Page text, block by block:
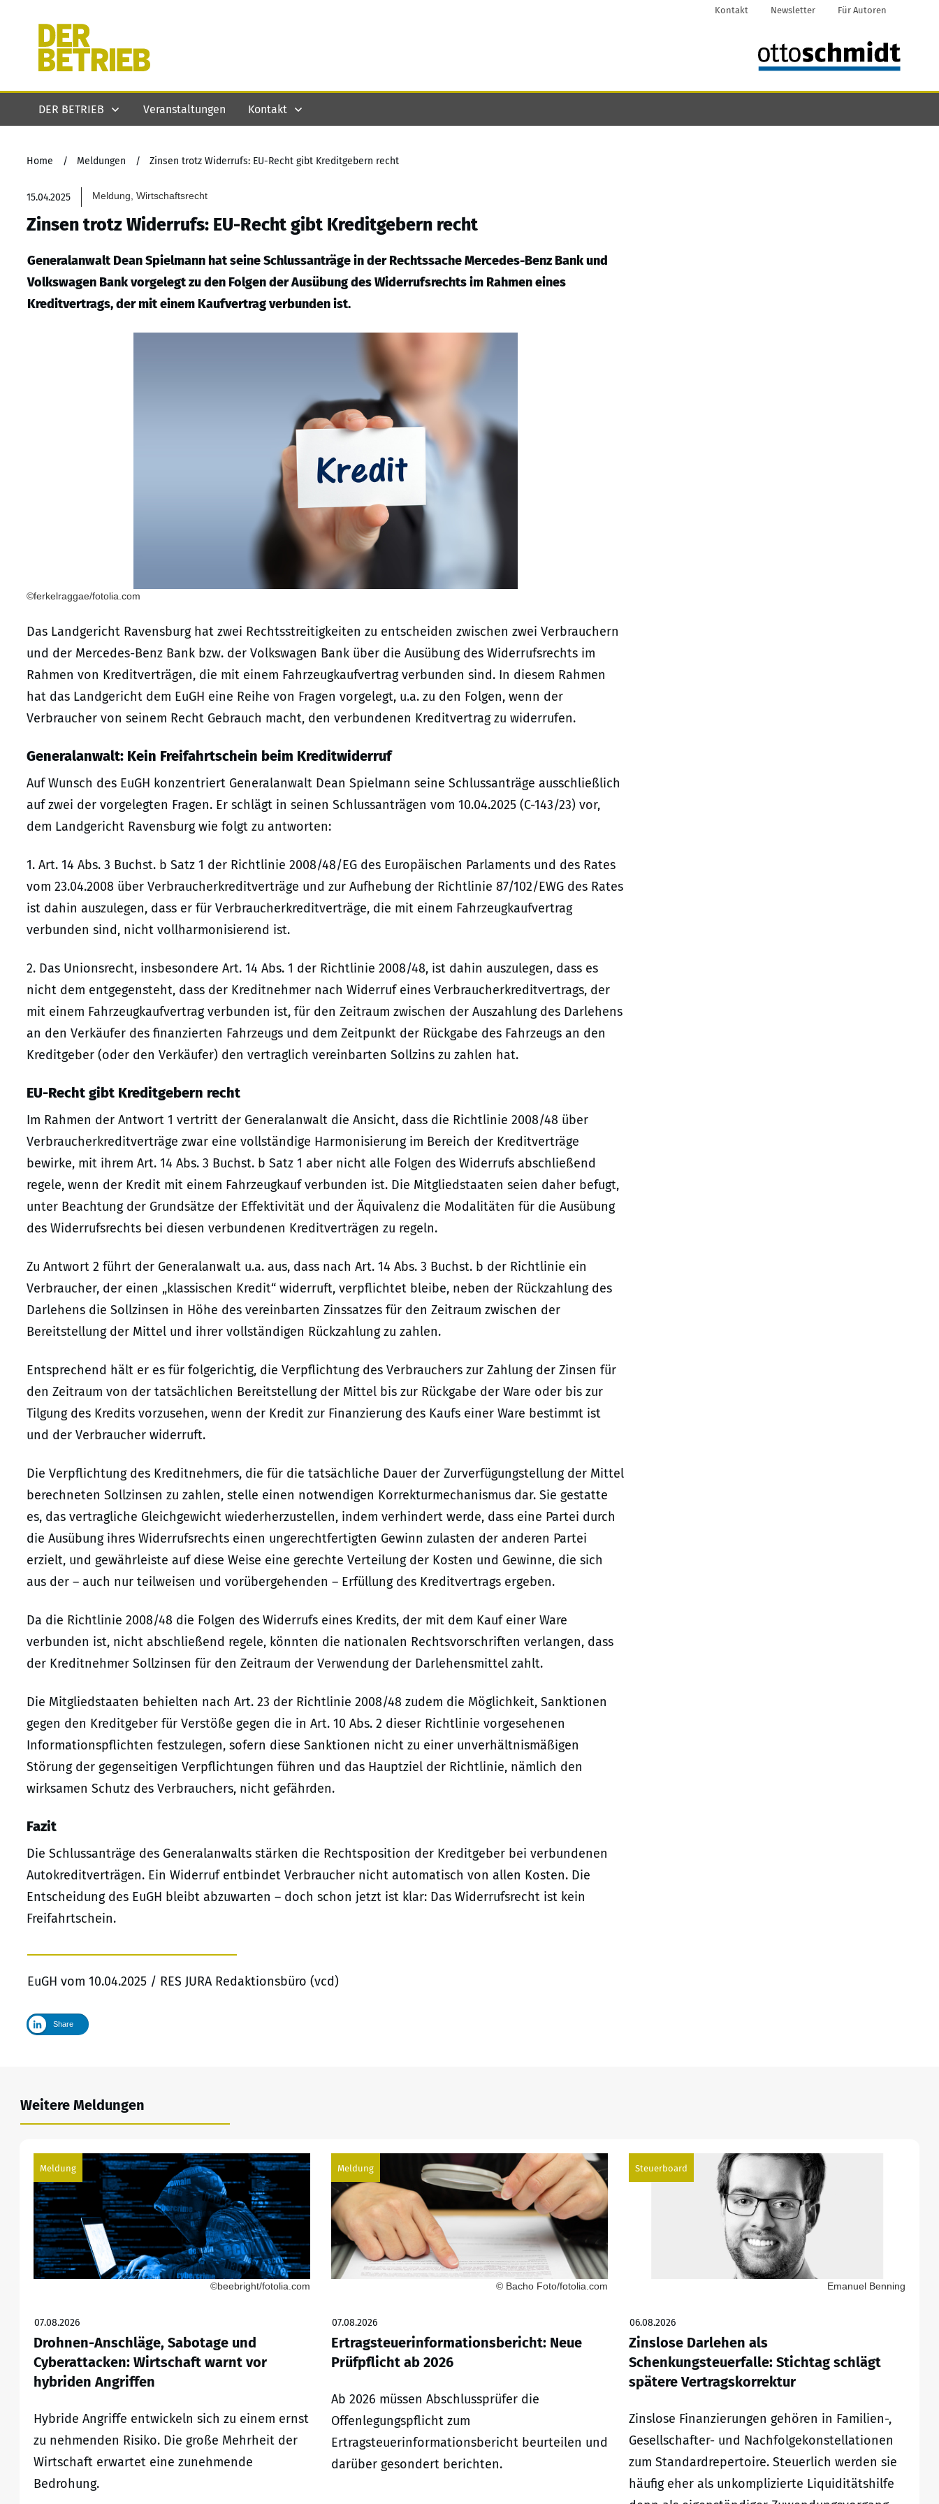
Kontakt Newsletter Für Autoren
DER BETRIEB Veranstaltungen Kontakt
Home / Meldungen / Zinsen trotz Widerrufs: EU-Recht gibt Kreditgebern recht
15.04.2025 Meldung, Wirtschaftsrecht
Zinsen trotz Widerrufs: EU-Recht gibt Kreditgebern recht
Generalanwalt Dean Spielmann hat seine Schlussanträge in der Rechtssache Mercedes-Benz Bank und
Volkswagen Bank vorgelegt zu den Folgen der Ausübung des Widerrufsrechts im Rahmen eines
Kreditvertrags, der mit einem Kaufvertrag verbunden ist.
©ferkelraggae/fotolia.com
Das Landgericht Ravensburg hat zwei Rechtsstreitigkeiten zu entscheiden zwischen zwei Verbrauchern
und der Mercedes-Benz Bank bzw. der Volkswagen Bank über die Ausübung des Widerrufsrechts im
Rahmen von Kreditverträgen, die mit einem Fahrzeugkaufvertrag verbunden sind. In diesem Rahmen
hat das Landgericht dem EuGH eine Reihe von Fragen vorgelegt, u.a. zu den Folgen, wenn der
Verbraucher von seinem Recht Gebrauch macht, den verbundenen Kreditvertrag zu widerrufen.
Generalanwalt: Kein Freifahrtschein beim Kreditwiderruf
Auf Wunsch des EuGH konzentriert Generalanwalt Dean Spielmann seine Schlussanträge ausschließlich
auf zwei der vorgelegten Fragen. Er schlägt in seinen Schlussanträgen vom 10.04.2025 (C-143/23) vor,
dem Landgericht Ravensburg wie folgt zu antworten:
1. Art. 14 Abs. 3 Buchst. b Satz 1 der Richtlinie 2008/48/EG des Europäischen Parlaments und des Rates
vom 23.04.2008 über Verbraucherkreditverträge und zur Aufhebung der Richtlinie 87/102/EWG des Rates
ist dahin auszulegen, dass er für Verbraucherkreditverträge, die mit einem Fahrzeugkaufvertrag
verbunden sind, nicht vollharmonisierend ist.
2. Das Unionsrecht, insbesondere Art. 14 Abs. 1 der Richtlinie 2008/48, ist dahin auszulegen, dass es
nicht dem entgegensteht, dass der Kreditnehmer nach Widerruf eines Verbraucherkreditvertrags, der
mit einem Fahrzeugkaufvertrag verbunden ist, für den Zeitraum zwischen der Auszahlung des Darlehens
an den Verkäufer des finanzierten Fahrzeugs und dem Zeitpunkt der Rückgabe des Fahrzeugs an den
Kreditgeber (oder den Verkäufer) den vertraglich vereinbarten Sollzins zu zahlen hat.
EU-Recht gibt Kreditgebern recht
Im Rahmen der Antwort 1 vertritt der Generalanwalt die Ansicht, dass die Richtlinie 2008/48 über
Verbraucherkreditverträge zwar eine vollständige Harmonisierung im Bereich der Kreditverträge
bewirke, mit ihrem Art. 14 Abs. 3 Buchst. b Satz 1 aber nicht alle Folgen des Widerrufs abschließend
regele, wenn der Kredit mit einem Fahrzeugkauf verbunden ist. Die Mitgliedstaaten seien daher befugt,
unter Beachtung der Grundsätze der Effektivität und der Äquivalenz die Modalitäten für die Ausübung
des Widerrufsrechts bei diesen verbundenen Kreditverträgen zu regeln.
Zu Antwort 2 führt der Generalanwalt u.a. aus, dass nach Art. 14 Abs. 3 Buchst. b der Richtlinie ein
Verbraucher, der einen „klassischen Kredit“ widerruft, verpflichtet bleibe, neben der Rückzahlung des
Darlehens die Sollzinsen in Höhe des vereinbarten Zinssatzes für den Zeitraum zwischen der
Bereitstellung der Mittel und ihrer vollständigen Rückzahlung zu zahlen.
Entsprechend hält er es für folgerichtig, die Verpflichtung des Verbrauchers zur Zahlung der Zinsen für
den Zeitraum von der tatsächlichen Bereitstellung der Mittel bis zur Rückgabe der Ware oder bis zur
Tilgung des Kredits vorzusehen, wenn der Kredit zur Finanzierung des Kaufs einer Ware bestimmt ist
und der Verbraucher widerruft.
Die Verpflichtung des Kreditnehmers, die für die tatsächliche Dauer der Zurverfügungstellung der Mittel
berechneten Sollzinsen zu zahlen, stelle einen notwendigen Korrekturmechanismus dar. Sie gestatte
es, das vertragliche Gleichgewicht wiederherzustellen, indem verhindert werde, dass eine Partei durch
die Ausübung ihres Widerrufsrechts einen ungerechtfertigten Gewinn zulasten der anderen Partei
erzielt, und gewährleiste auf diese Weise eine gerechte Verteilung der Kosten und Gewinne, die sich
aus der – auch nur teilweisen und vorübergehenden – Erfüllung des Kreditvertrags ergeben.
Da die Richtlinie 2008/48 die Folgen des Widerrufs eines Kredits, der mit dem Kauf einer Ware
verbunden ist, nicht abschließend regele, könnten die nationalen Rechtsvorschriften verlangen, dass
der Kreditnehmer Sollzinsen für den Zeitraum der Verwendung der Darlehensmittel zahlt.
Die Mitgliedstaaten behielten nach Art. 23 der Richtlinie 2008/48 zudem die Möglichkeit, Sanktionen
gegen den Kreditgeber für Verstöße gegen die in Art. 10 Abs. 2 dieser Richtlinie vorgesehenen
Informationspflichten festzulegen, sofern diese Sanktionen nicht zu einer unverhältnismäßigen
Störung der gegenseitigen Verpflichtungen führen und das Hauptziel der Richtlinie, nämlich den
wirksamen Schutz des Verbrauchers, nicht gefährden.
Fazit
Die Schlussanträge des Generalanwalts stärken die Rechtsposition der Kreditgeber bei verbundenen
Autokreditverträgen. Ein Widerruf entbindet Verbraucher nicht automatisch von allen Kosten. Die
Entscheidung des EuGH bleibt abzuwarten – doch schon jetzt ist klar: Das Widerrufsrecht ist kein
Freifahrtschein.
EuGH vom 10.04.2025 / RES JURA Redaktionsbüro (vcd)
Share
Weitere Meldungen
Meldung
©beebright/fotolia.com
07.08.2026
Drohnen-Anschläge, Sabotage und
Cyberattacken: Wirtschaft warnt vor
hybriden Angriffen
Hybride Angriffe entwickeln sich zu einem ernst
zu nehmenden Risiko. Die große Mehrheit der
Wirtschaft erwartet eine zunehmende
Bedrohung.
Meldung
© Bacho Foto/fotolia.com
07.08.2026
Ertragsteuerinformationsbericht: Neue
Prüfpflicht ab 2026
Ab 2026 müssen Abschlussprüfer die
Offenlegungspflicht zum
Ertragsteuerinformationsbericht beurteilen und
darüber gesondert berichten.
Steuerboard
Emanuel Benning
06.08.2026
Zinslose Darlehen als
Schenkungsteuerfalle: Stichtag schlägt
spätere Vertragskorrektur
Zinslose Finanzierungen gehören in Familien-,
Gesellschafter- und Nachfolgekonstellationen
zum Standardrepertoire. Steuerlich werden sie
häufig eher als unkomplizierte Liquiditätshilfe